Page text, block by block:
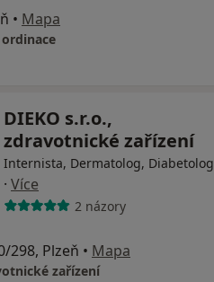
• Mapa
DIEKO s.r.o.,
zdravotnické zařízení
Internista, Dermatolog, Diabetolog
· Více
2 názory
298, Plzeň • Mapa
zařízení